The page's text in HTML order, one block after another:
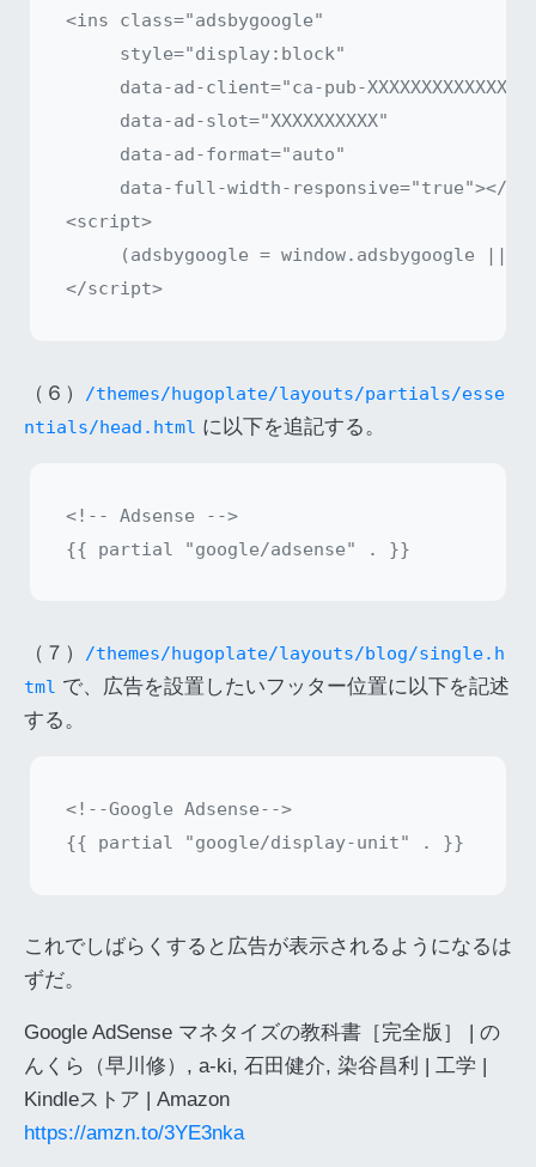
<ins class="adsbygoogle"
     style="display:block"
data-ad-client="ca-pub-
     data-ad-slot="XXXXXXXXXX"
     data-ad-format="auto"
data-full-width-responsive="true"></
<script>
(adsbygoogle = window.adsbygoogle ||
</script>
（６） /themes/hugoplate/layouts/partials/esse
ntials/head.html に以下を追記する。
<!-- Adsense -->
（７） /themes/hugoplate/layouts/blog/single.h
tml で、広告を設置したいフッター位置に以下を記述
する。
<!--Google Adsense-->
これでしばらくすると広告が表示されるようになるは
ずだ。
Google AdSense マネタイズの教科書［完全版］ | の
んくら（早川修）, a-ki, 石田健介, 染谷昌利 | 工学 |
Kindleストア | Amazon
https://amzn.to/3YE3nka